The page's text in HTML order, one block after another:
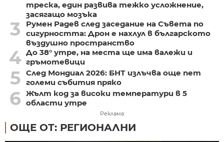
треска, един развива тежко усложнение,
засягащо мозъка
3
Румен Радев след заседание на Съвета по
сигурността: Дрон е нахлул в българското
въздушно пространство
4 До 38° утре, на места ще има валежи и
гръмотевици
5 След Мондиал 2026: БНТ излъчва още пет
големи събития пряко
6 Жълт код за високи температури в 5
области утре
Реклама
ОЩЕ ОТ: РЕГИОНАЛНИ